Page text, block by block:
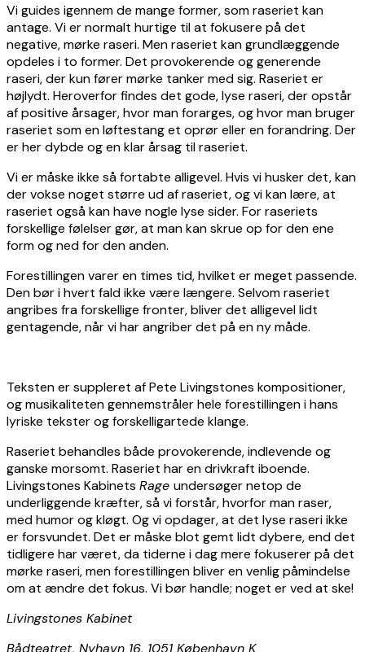
Vi guides igennem de mange former, som raseriet kan
antage. Vi er normalt hurtige til at fokusere på det
negative, mørke raseri. Men raseriet kan grundlæggende
opdeles i to former. Det provokerende og generende
raseri, der kun fører mørke tanker med sig. Raseriet er
højlydt. Heroverfor findes det gode, lyse raseri, der opstår
af positive årsager, hvor man forarges, og hvor man bruger
raseriet som en løftestang et oprør eller en forandring. Der
er her dybde og en klar årsag til raseriet.
Vi er måske ikke så fortabte alligevel. Hvis vi husker det, kan
der vokse noget større ud af raseriet, og vi kan lære, at
raseriet også kan have nogle lyse sider. For raseriets
forskellige følelser gør, at man kan skrue op for den ene
form og ned for den anden.
Forestillingen varer en times tid, hvilket er meget passende.
Den bør i hvert fald ikke være længere. Selvom raseriet
angribes fra forskellige fronter, bliver det alligevel lidt
gentagende, når vi har angriber det på en ny måde.
Teksten er suppleret af Pete Livingstones kompositioner,
og musikaliteten gennemstråler hele forestillingen i hans
lyriske tekster og forskelligartede klange.
Raseriet behandles både provokerende, indlevende og
ganske morsomt. Raseriet har en drivkraft iboende.
Livingstones Kabinets Rage undersøger netop de
underliggende kræfter, så vi forstår, hvorfor man raser,
med humor og kløgt. Og vi opdager, at det lyse raseri ikke
er forsvundet. Det er måske blot gemt lidt dybere, end det
tidligere har været, da tiderne i dag mere fokuserer på det
mørke raseri, men forestillingen bliver en venlig påmindelse
om at ændre det fokus. Vi bør handle; noget er ved at ske!
Livingstones Kabinet
Bådteatret, Nyhavn 16, 1051 København K